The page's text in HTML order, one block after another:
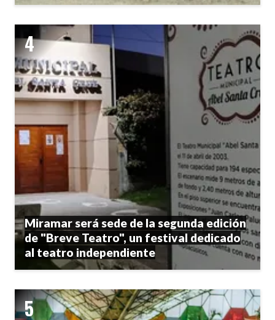
Miramar será sede de la segunda edición
de "Breve Teatro", un festival dedicado
al teatro independiente